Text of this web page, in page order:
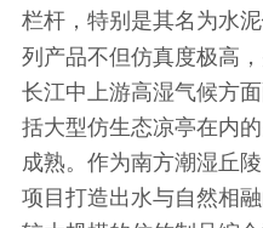
栏杆，特别是其名为水泥
列产品不但仿真度极高
长江中上游高湿气候方
括大型仿生态凉亭在内
成熟。作为南方潮湿丘
项目打造出水与自然相